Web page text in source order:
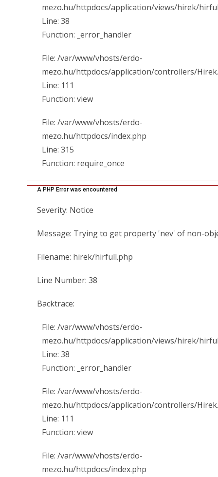
mezo.hu/httpdocs/application/views/hirek/
Line: 38
Function: _error_handler
File: /var/www/vhosts/erdo-
mezo.hu/httpdocs/application/controllers/
Line: 111
Function: view
File: /var/www/vhosts/erdo-
mezo.hu/httpdocs/index.php
Line: 315
Function: require_once
A PHP Error was encountered
Severity: Notice
Message: Trying to get property 'nev' of non-
Filename: hirek/hirfull.php
Line Number: 38
Backtrace:
File: /var/www/vhosts/erdo-
mezo.hu/httpdocs/application/views/hirek/
Line: 38
Function: _error_handler
File: /var/www/vhosts/erdo-
mezo.hu/httpdocs/application/controllers/
Line: 111
Function: view
File: /var/www/vhosts/erdo-
mezo.hu/httpdocs/index.php